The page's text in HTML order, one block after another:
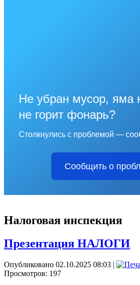
Не убран мусор, яма
не горит фонарь?
Столкнулись с проблемой —
Сообщить о
Налоговая инспекция
Презентация НАЛОГИ
Опубликовано 02.10.2025 08:03 |
Просмотров: 197